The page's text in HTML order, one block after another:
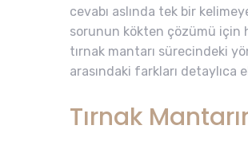
cevabı aslında tek bir
sorunun kökten çözümü için
tırnak mantarı sürecindeki
arasındaki farkları detaylıca
Tırnak